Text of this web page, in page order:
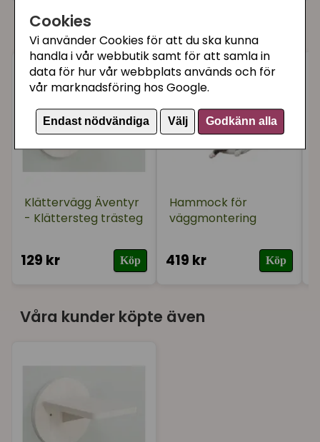
Cookies
Vi använder Cookies för att du ska kunna
handla i vår webbutik samt för att samla in
data för hur vår webbplats används och för
vår marknadsföring hos Google.
Endast nödvändiga Välj Godkänn alla
Ulf Bertil
för 6 månader sedan
Nathalie
för 1 år sedan
★★★ ★
Kissen tycker det är bästa utkiksplatsen.
Du kanske också gillar
Klättervägg Äventyr
- Klättersteg trästeg
129 kr Köp
Hammock för
väggmontering
419 kr Köp
Våra kunder köpte även